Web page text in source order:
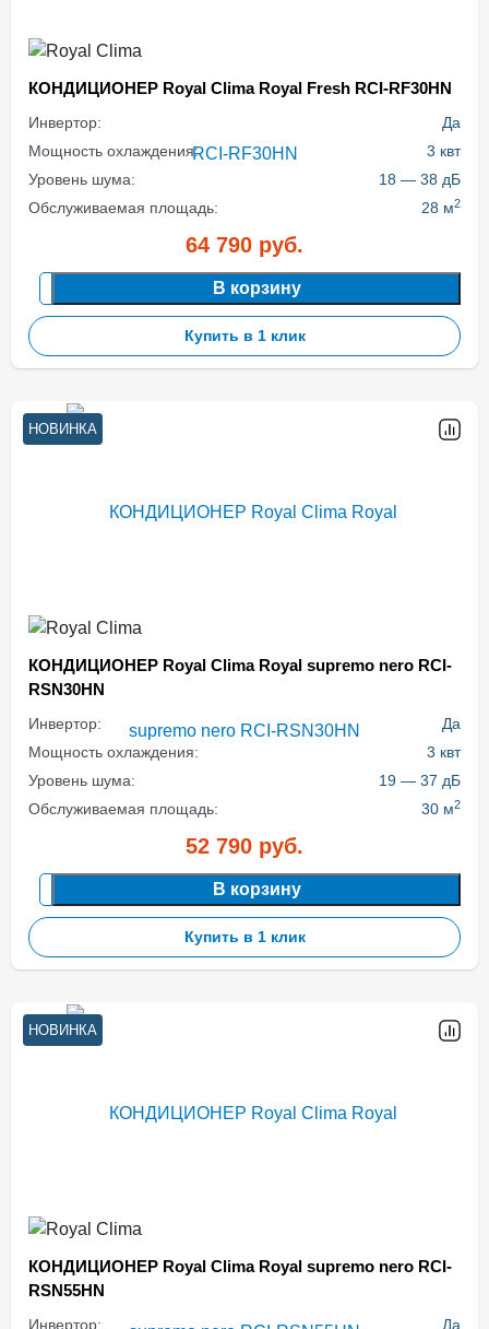
КОНДИЦИОНЕР Royal Clima Royal Fresh RCI-RF30HN
Инвертор:
Да
Мощность охлаждения:
3 квт
Уровень шума:
18 — 38 дБ
Обслуживаемая площадь:
28 м2
64 790 руб.
В корзину
Купить в 1 клик
НОВИНКА
КОНДИЦИОНЕР Royal Clima Royal supremo nero RCI-
RSN30HN
Инвертор:
Да
Мощность охлаждения:
3 квт
Уровень шума:
19 — 37 дБ
Обслуживаемая площадь:
30 м2
52 790 руб.
В корзину
Купить в 1 клик
НОВИНКА
КОНДИЦИОНЕР Royal Clima Royal supremo nero RCI-
RSN55HN
Инвертор: Да